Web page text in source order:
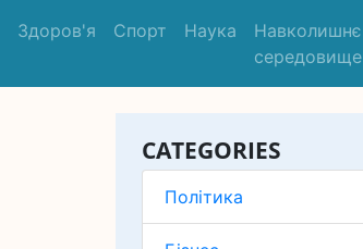
Здоров'я Спорт Наука
Навколишнє
середовище
CATEGORIES
Політика